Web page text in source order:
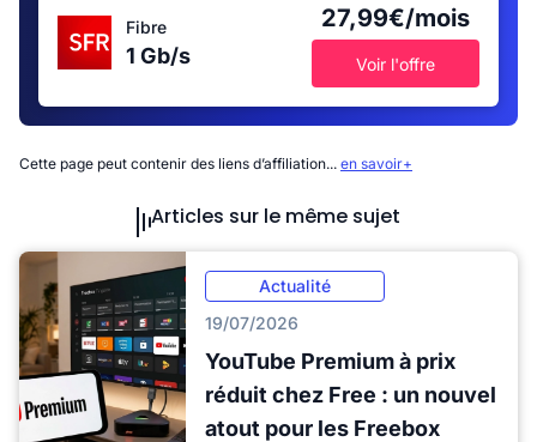
Fibre
1 Gb/s
27,99€/mois
Voir l'offre
Cette page peut contenir des liens d’affiliation... en savoir+
Articles sur le même sujet
Actualité
19/07/2026
YouTube Premium à prix
réduit chez Free : un nouvel
atout pour les Freebox